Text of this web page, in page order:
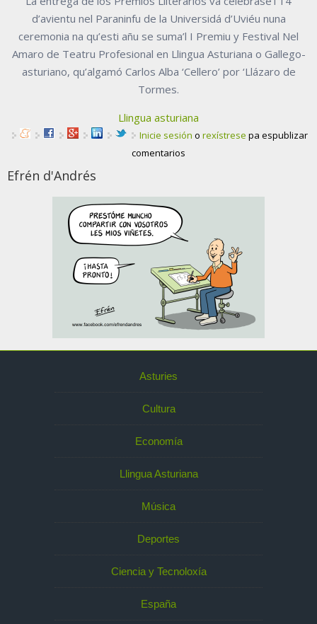
d’avientu nel Paraninfu de la Universidá d’Uviéu nuna
ceremonia na qu’esti añu se suma’l I Premiu y Festival Nel
Amaro de Teatru Profesional en Llingua Asturiana o Gallego-
asturiano, qu’algamó Carlos Alba ‘Cellero’ por ‘Llázaro de
Tormes.
Llingua asturiana
Inicie sesión o rexístrese pa espublizar
comentarios
Efrén d'Andrés
Asturies
Cultura
Economía
Llingua Asturiana
Música
Deportes
Ciencia y Tecnoloxía
España